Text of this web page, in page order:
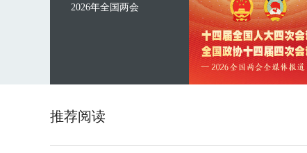
2026年全国两会
推荐阅读